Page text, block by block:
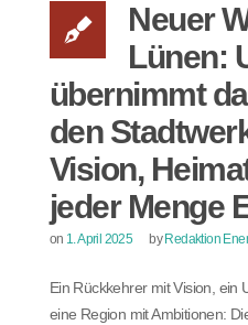
Neuer
Lünen:
übernimmt
den
Vision,
jeder Menge
on 1. April 2025 by Redaktion
Ein Rückkehrer mit Vision, ein
eine Region mit Ambitionen: